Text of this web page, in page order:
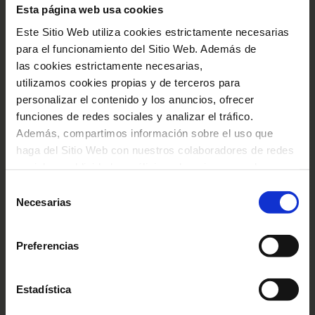
Esta página web usa cookies
Este Sitio Web utiliza cookies estrictamente necesarias
para el funcionamiento del Sitio Web. Además de
las cookies estrictamente necesarias,
utilizamos cookies propias y de terceros para
personalizar el contenido y los anuncios, ofrecer
funciones de redes sociales y analizar el tráfico.
Además, compartimos información sobre el uso que
haga del Sitio Web con nuestros colaboradores de redes
proporcionado o que hayan recopilado a través del uso
que haya hecho de sus servicios. En el cuadro inferior
puede “Permitir todas las cookies” o seleccionar el tipo
de cookies que quiere permitir y pulsar sobre "Permitir la
Política de Cookies
, a través de la cual podrá
Necesarias
Preferencias
Estadística
Visitas especializadas para
universitarios